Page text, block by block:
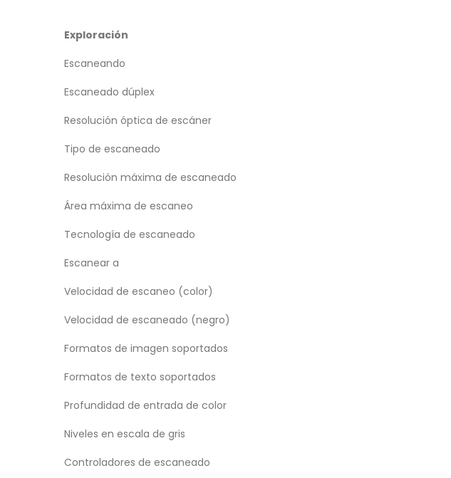
Exploración
Escaneando
Escaneado dúplex
Resolución óptica de escáner
Tipo de escaneado
Resolución máxima de escaneado
Área máxima de escaneo
Tecnología de escaneado
Escanear a
Velocidad de escaneo (color)
Velocidad de escaneado (negro)
Formatos de imagen soportados
Formatos de texto soportados
Profundidad de entrada de color
Niveles en escala de gris
Controladores de escaneado